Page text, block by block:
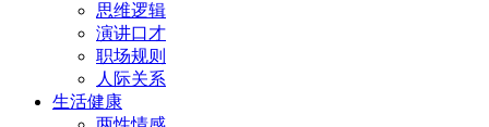
思维逻辑
演讲口才
职场规则
人际关系
生活健康